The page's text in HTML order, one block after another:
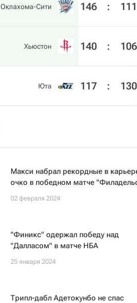
Оклахома-Сити 146 : 111
Хьюстон 140 : 106
Юта 117 : 130
Макси набрал рекордные в
очко в победном матче
02 февраля 2024
"Финикс" одержал победу над
"Далласом" в матче НБА
25 января 2024
Трипл-дабл Адетокунбо не спас